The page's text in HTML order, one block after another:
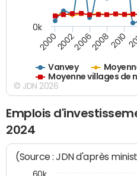
Vanvey
Moyenne villages de
20002002200620082010
0k
© JDN 2026
Emplois
2024
(Source : JDN d'après
60k